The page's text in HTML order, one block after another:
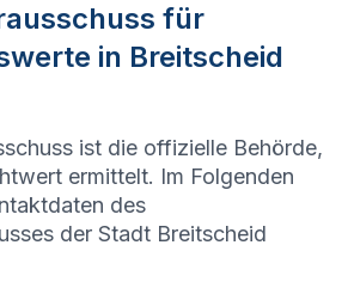
für
in Breitscheid
ist die offizielle Behörde,
ermittelt. Im Folgenden
des
der Stadt Breitscheid